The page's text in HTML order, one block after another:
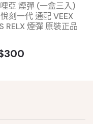
亞 煙彈 (一盒三入)
刻一代 通配 VEEX
RELX 煙彈 原裝正品